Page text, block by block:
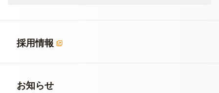
採用情報
お知らせ